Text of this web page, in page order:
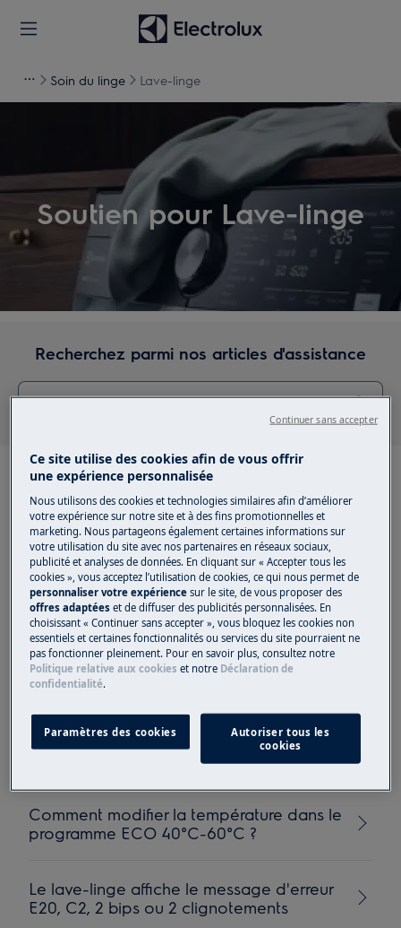
Soin du linge Lave-linge
Soutien pour Lave-linge
Recherchez parmi nos articles d'assistance
Articles recommandés
pour Lave-linge
Le lave-linge affiche le message d'erreur
EFO, EF0, EF3, C3, F3
Le lave-linge affiche le code d'erreur E10,
E11, C1 ou émet 1 bip / 1 clignotement
Comment modifier la température dans le
programme ECO 40°C-60°C ?
Le lave-linge affiche le message d'erreur
E20, C2, 2 bips ou 2 clignotements
Ce site utilise des cookies afin de vous offrir
une expérience personnalisée
Nous utilisons des cookies et technologies similaires afin d’améliorer
votre expérience sur notre site et à des fins promotionnelles et
marketing. Nous partageons également certaines informations sur
votre utilisation du site avec nos partenaires en réseaux sociaux,
publicité et analyses de données. En cliquant sur « Accepter tous les
cookies », vous acceptez l’utilisation de cookies, ce qui nous permet de
personnaliser votre expériencesur le site, de vous proposer des
offres adaptées et de diffuser des publicités personnalisées. En
choisissant « Continuer sans accepter », vous bloquez les cookies non
essentiels et certaines fonctionnalités ou services du site pourraient ne
pas fonctionner pleinement. Pour en savoir plus, consultez notre
Politique relative aux cookies et notre Déclaration de
confidentialité.
Paramètres des cookies
Autoriser tous les
cookies
Continuer sans accepter